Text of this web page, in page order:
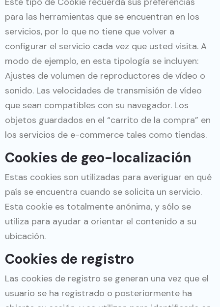
para las herramientas que se encuentran en los
servicios, por lo que no tiene que volver a
configurar el servicio cada vez que usted visita. A
modo de ejemplo, en esta tipología se incluyen:
Ajustes de volumen de reproductores de vídeo o
sonido. Las velocidades de transmisión de vídeo
que sean compatibles con su navegador. Los
objetos guardados en el “carrito de la compra” en
los servicios de e-commerce tales como tiendas.
Cookies de geo-localización
Estas cookies son utilizadas para averiguar en qué
país se encuentra cuando se solicita un servicio.
Esta cookie es totalmente anónima, y sólo se
utiliza para ayudar a orientar el contenido a su
ubicación.
Cookies de registro
Las cookies de registro se generan una vez que el
usuario se ha registrado o posteriormente ha